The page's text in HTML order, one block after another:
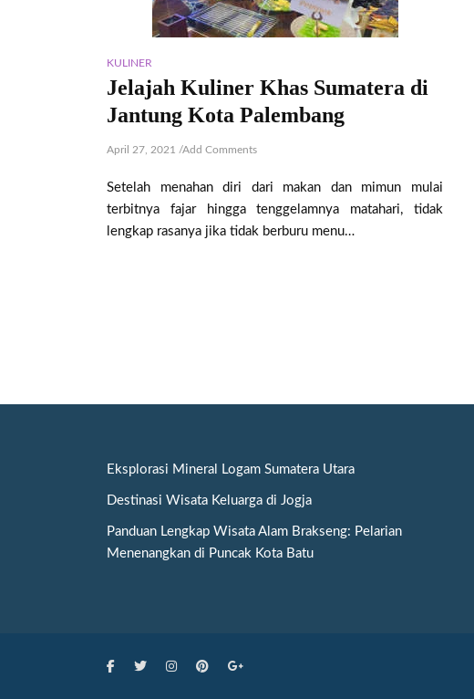
KULINER
Jelajah Kuliner Khas Sumatera di
Jantung Kota Palembang
April 27, 2021 /Add Comments
Setelah menahan diri dari makan dan mimun mulai
terbitnya fajar hingga tenggelamnya matahari, tidak
lengkap rasanya jika tidak berburu menu…
Eksplorasi Mineral Logam Sumatera Utara
Destinasi Wisata Keluarga di Jogja
Panduan Lengkap Wisata Alam Brakseng: Pelarian
Menenangkan di Puncak Kota Batu